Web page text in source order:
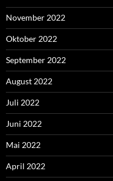
November 2022
Oktober 2022
September 2022
August 2022
Juli 2022
Juni 2022
Mai 2022
April 2022